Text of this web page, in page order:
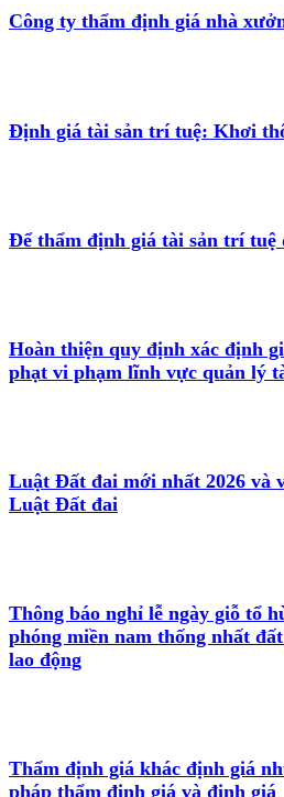
Công ty thẩm định giá nhà
Định giá tài sản trí tuệ: Khơi
Để thẩm định giá tài sản trí tuệ
Hoàn thiện quy định xác định
phạt vi phạm lĩnh vực quản lý
Luật Đất đai mới nhất 2026 và
Luật Đất đai
Thông báo nghỉ lễ ngày giỗ tổ
phóng miền nam thống nhất
lao động
Thẩm định giá khác định giá
pháp thẩm định giá và định giá